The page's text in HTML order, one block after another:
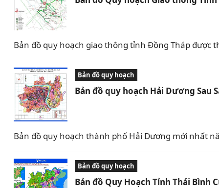
Bản đồ quy hoạch giao thông tỉnh Đồng Tháp
Bản đồ quy hoạch
Bản đồ quy hoạch Hải Dương Sau
Bản đồ quy hoạch thành phố Hải Dương mới nhất
Bản đồ quy hoạch
Bản đồ Quy Hoạch Tỉnh Thái Bình